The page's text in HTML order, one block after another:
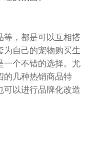
等，都是可以互相搭
为自己的宠物购买生
一个不错的选择。尤
的几种热销商品特
可以进行品牌化改造